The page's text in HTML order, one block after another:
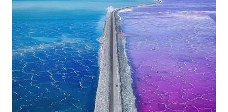
Happy Việt Nam 2024 Vietnam.vn